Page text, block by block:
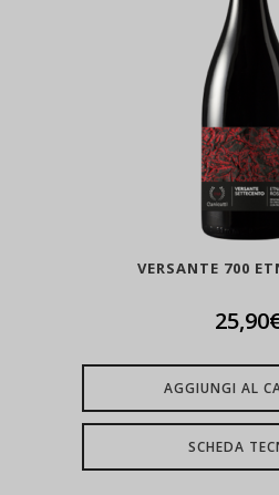
VERSANTE 700
25,90
AGGIUNGI AL
SCHEDA